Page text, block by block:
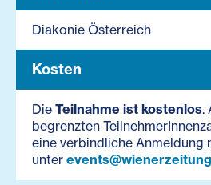
Diakonie Österreich
Kosten
Die Teilnahme ist kostenlos.
begrenzten
eine verbindliche Anmeldung
unter